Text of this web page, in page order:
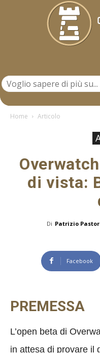
Home Articolo
di vista:
Di Patrizio
Facebook
PREMESSA
L’open beta di
in attesa di provare il